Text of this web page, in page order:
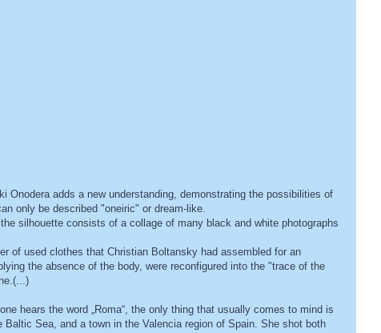
Onodera adds a new understanding, demonstrating the possibilities of
only be described "oneiric" or dream-like.
silhouette consists of a collage of many black and white photographs
of used clothes that Christian Boltansky had assembled for an
the absence of the body, were reconfigured into the "trace of the
hears the word „Roma“, the only thing that usually comes to mind is
Sea, and a town in the Valencia region of Spain. She shot both